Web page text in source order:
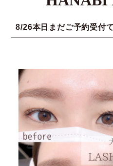
8/26本日まだご予約受付